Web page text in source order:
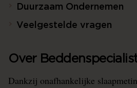
Duurzaam Ondernemen
Veelgestelde vragen
Over
Dankzij onafhankelijke